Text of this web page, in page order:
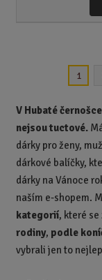
e
s
t
v
í
1
V Hubaté
nejsou tuctové.
dárky pro ženy,
dárkové balíčky,
dárky na Vánoce
naším e-shopem.
kategorií, které
rodiny, podle
vybrali jen to